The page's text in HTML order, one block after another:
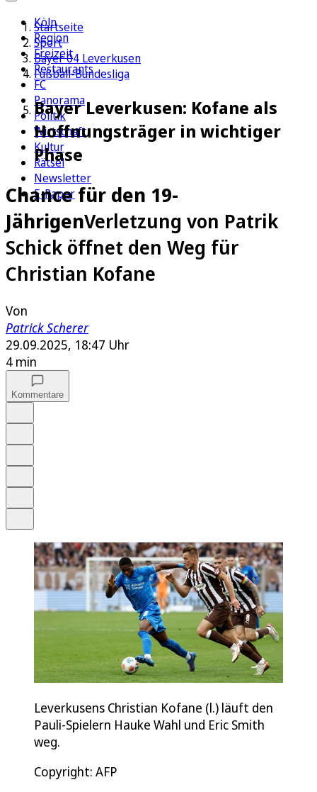
Köln
Region
Freizeit
Restaurants
FC
Panorama
Politik
Wirtschaft
Kultur
Rätsel
Newsletter
E-Paper
Startseite
Sport
Bayer 04 Leverkusen
Fußball-Bundesliga
Bayer Leverkusen: Kofane als
Hoffnungsträger in wichtiger
Phase
Chance für den 19-
JährigenVerletzung von Patrik
Schick öffnet den Weg für
Christian Kofane
Von
Patrick Scherer
29.09.2025, 18:47 Uhr
4 min
Kommentare
Leverkusens Christian Kofane (l.) läuft den
Pauli-Spielern Hauke Wahl und Eric Smith
weg.
Copyright: AFP